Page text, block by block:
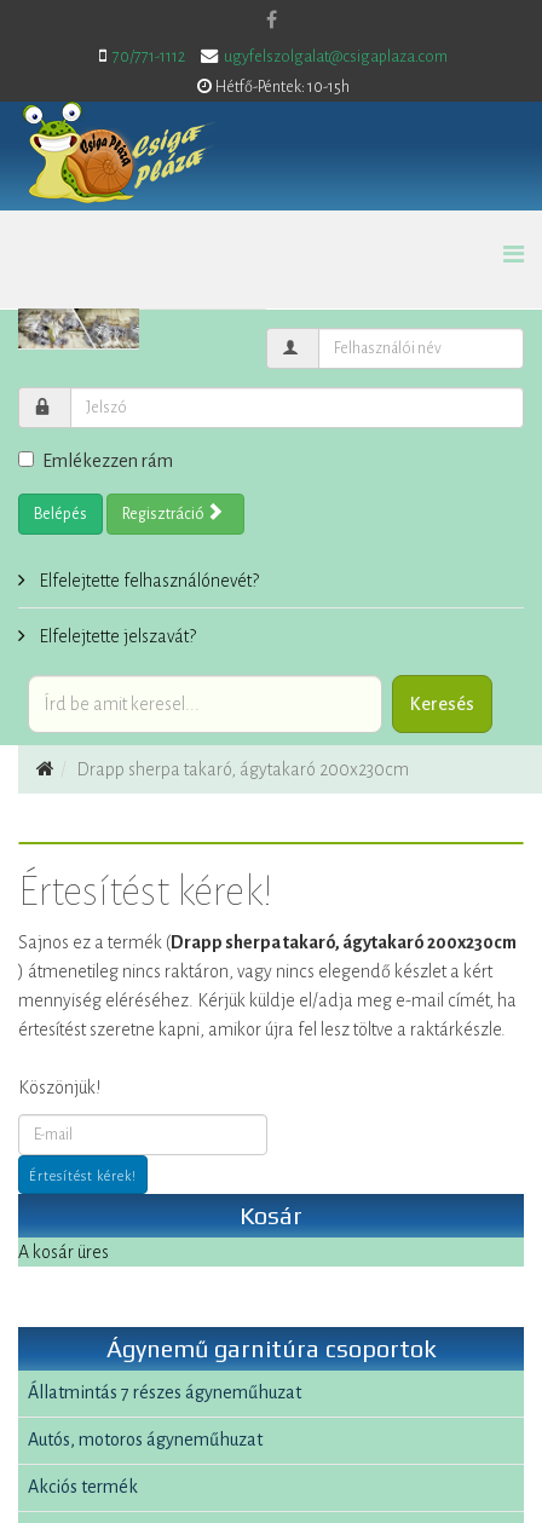
70/771-1112
ugyfelszolgalat@csigaplaza.com
Hétfő-Péntek: 10-15h
Emlékezzen rám
Belépés Regisztráció
Elfelejtette felhasználónevét?
Elfelejtette jelszavát?
Drapp sherpa takaró, ágytakaró 200x230cm
Értesítést kérek!
Sajnos ez a termék (Drapp sherpa takaró, ágytakaró 200x230cm
) átmenetileg nincs raktáron, vagy nincs elegendő készlet a kért
mennyiség eléréséhez. Kérjük küldje el/adja meg e-mail címét, ha
értesítést szeretne kapni, amikor újra fel lesz töltve a raktárkészle.
Köszönjük!
Kosár
A kosár üres
Ágynemű garnitúra csoportok
Állatmintás 7 részes ágyneműhuzat
Autós, motoros ágyneműhuzat
Akciós termék